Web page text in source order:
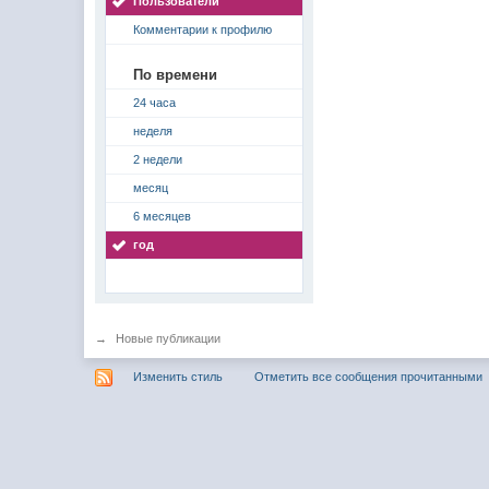
Комментарии к профилю
По времени
24 часа
неделя
2 недели
месяц
6 месяцев
год
→ Новые публикации
Изменить стиль Отметить все сообщения прочитанными